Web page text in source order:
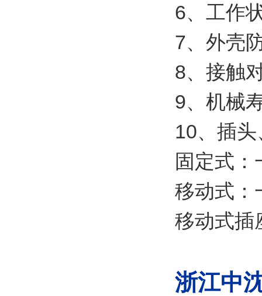
6、工作
7、外壳
8、接触
9、机械
10、插
固定式
移动式：
移动式插
浙江中